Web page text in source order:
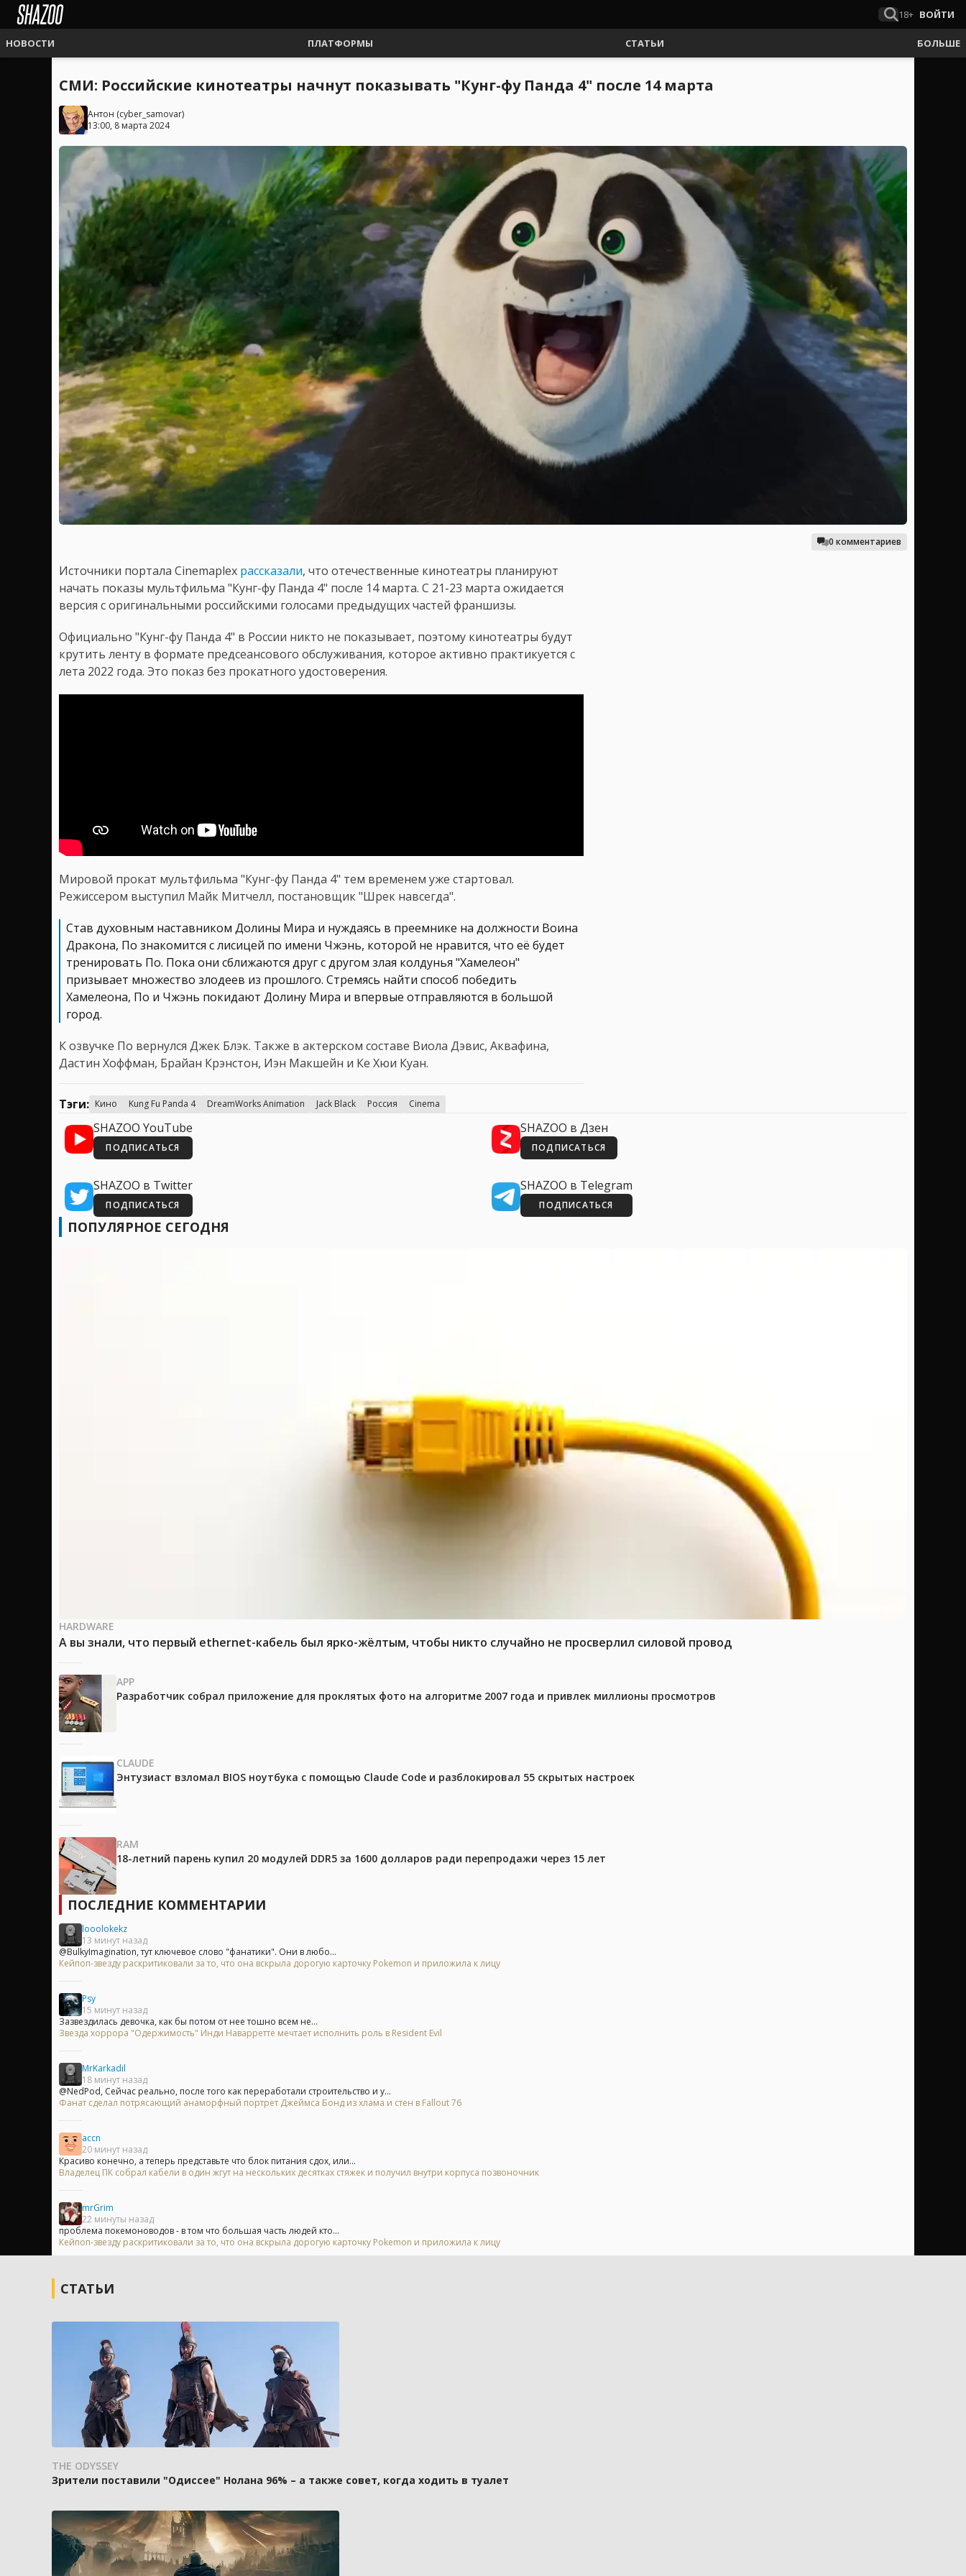
18+ ВОЙТИ
НОВОСТИ ПЛАТФОРМЫ СТАТЬИ БОЛЬШЕ
СМИ: Российские кинотеатры начнут показывать "Кунг-фу Панда 4" после 14 марта
Антон (cyber_samovar)
13:00, 8 марта 2024
0 комментариев
Источники портала Cinemaplex рассказали, что отечественные кинотеатры планируют
начать показы мультфильма "Кунг-фу Панда 4" после 14 марта. С 21-23 марта ожидается
версия с оригинальными российскими голосами предыдущих частей франшизы.
Официально "Кунг-фу Панда 4" в России никто не показывает, поэтому кинотеатры будут
крутить ленту в формате предсеансового обслуживания, которое активно практикуется с
лета 2022 года. Это показ без прокатного удостоверения.
Мировой прокат мультфильма "Кунг-фу Панда 4" тем временем уже стартовал.
Режиссером выступил Майк Митчелл, постановщик "Шрек навсегда".
Став духовным наставником Долины Мира и нуждаясь в преемнике на должности Воина
Дракона, По знакомится с лисицей по имени Чжэнь, которой не нравится, что её будет
тренировать По. Пока они сближаются друг с другом злая колдунья "Хамелеон"
призывает множество злодеев из прошлого. Стремясь найти способ победить
Хамелеона, По и Чжэнь покидают Долину Мира и впервые отправляются в большой
город.
К озвучке По вернулся Джек Блэк. Также в актерском составе Виола Дэвис, Аквафина,
Дастин Хоффман, Брайан Крэнстон, Иэн Макшейн и Ке Хюи Куан.
Тэги: Кино Kung Fu Panda 4 DreamWorks Animation Jack Black Россия Cinema
SHAZOO YouTube
ПОДПИСАТЬСЯ
SHAZOO в Дзен
ПОДПИСАТЬСЯ
SHAZOO в Twitter
ПОДПИСАТЬСЯ
SHAZOO в Telegram
ПОДПИСАТЬСЯ
ПОПУЛЯРНОЕ СЕГОДНЯ
HARDWARE
А вы знали, что первый ethernet-кабель был ярко-жёлтым, чтобы никто случайно не просверлил силовой провод
APP
Разработчик собрал приложение для проклятых фото на алгоритме 2007 года и привлек миллионы просмотров
CLAUDE
Энтузиаст взломал BIOS ноутбука с помощью Claude Code и разблокировал 55 скрытых настроек
RAM
18-летний парень купил 20 модулей DDR5 за 1600 долларов ради перепродажи через 15 лет
ПОСЛЕДНИЕ КОММЕНТАРИИ
looolokekz
13 минут назад
@BulkyImagination, тут ключевое слово "фанатики". Они в любо...
Кейпоп-звезду раскритиковали за то, что она вскрыла дорогую карточку Pokemon и приложила к лицу
Psy
15 минут назад
Зазвездилась девочка, как бы потом от нее тошно всем не...
Звезда хоррора "Одержимость" Инди Наварретте мечтает исполнить роль в Resident Evil
MrKarkadil
18 минут назад
@NedPod, Сейчас реально, после того как переработали строительство и у...
Фанат сделал потрясающий анаморфный портрет Джеймса Бонд из хлама и стен в Fallout 76
accn
20 минут назад
Красиво конечно, а теперь представьте что блок питания сдох, или...
Владелец ПК собрал кабели в один жгут на нескольких десятках стяжек и получил внутри корпуса позвоночник
mrGrim
22 минуты назад
проблема покемоноводов - в том что большая часть людей кто...
Кейпоп-звезду раскритиковали за то, что она вскрыла дорогую карточку Pokemon и приложила к лицу
СТАТЬИ
THE ODYSSEY
Зрители поставили "Одиссее" Нолана 96% – а также совет, когда ходить в туалет